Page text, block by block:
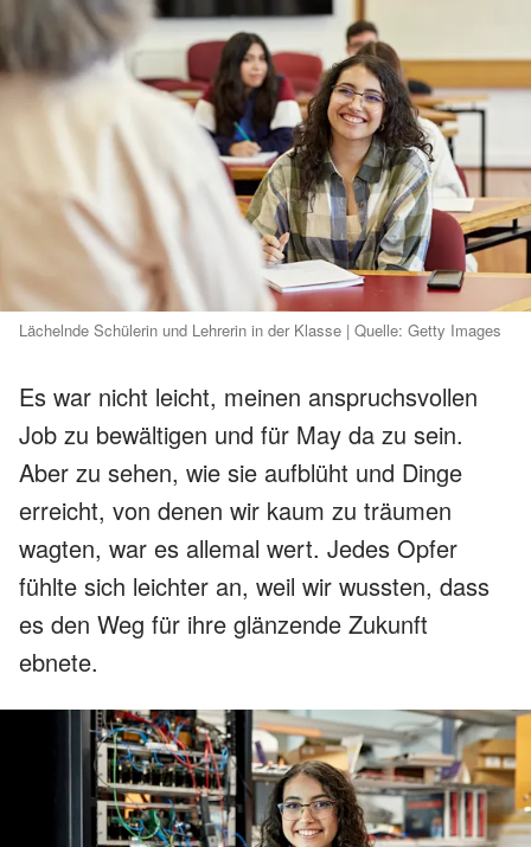
Lächelnde Schülerin und Lehrerin in der Klasse | Quelle: Getty Images
Es war nicht leicht, meinen anspruchsvollen
Job zu bewältigen und für May da zu sein.
Aber zu sehen, wie sie aufblüht und Dinge
erreicht, von denen wir kaum zu träumen
wagten, war es allemal wert. Jedes Opfer
fühlte sich leichter an, weil wir wussten, dass
es den Weg für ihre glänzende Zukunft
ebnete.